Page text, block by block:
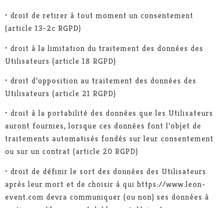
• droit de retirer à tout moment un consentement
(article 13-2c RGPD)
• droit à la limitation du traitement des données des
Utilisateurs (article 18 RGPD)
• droit d’opposition au traitement des données des
Utilisateurs (article 21 RGPD)
• droit à la portabilité des données que les Utilisateurs
auront fournies, lorsque ces données font l’objet de
traitements automatisés fondés sur leur consentement
ou sur un contrat (article 20 RGPD)
• droit de définir le sort des données des Utilisateurs
après leur mort et de choisir à qui https://www.leon-
event.com devra communiquer (ou non) ses données à